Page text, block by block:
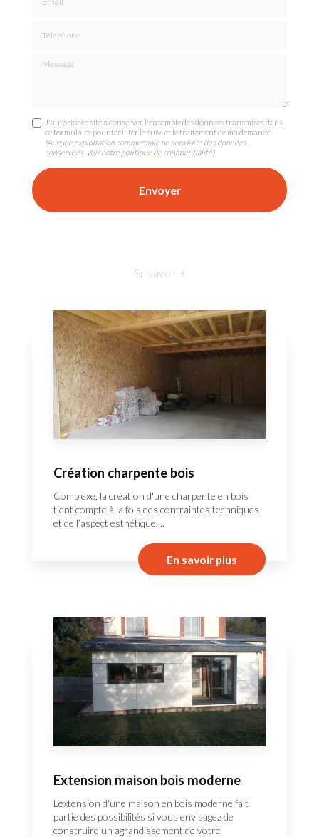
Message
J'autorise ce site à conserver l'ensemble des données transmises dans
ce formulaire pour faciliter le suivi et le traitement de ma demande.
(Aucune exploitation commerciale ne sera faite des données
conservées. Voir notre politique de confidentialité)
En savoir +
Création charpente bois
Complexe, la création d'une charpente en bois
tient compte à la fois des contraintes techniques
et de l’aspect esthétique....
En savoir plus
Extension maison bois moderne
L’extension d'une maison en bois moderne fait
partie des possibilités si vous envisagez de
construire un agrandissement de votre